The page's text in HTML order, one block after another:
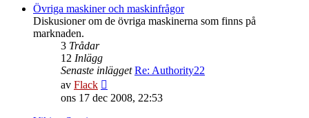
senaste
inlägget
Övriga maskiner och maskinfrågor
Diskusioner om de övriga maskinerna som finns på
marknaden.
3 Trådar
12 Inlägg
Senaste inlägget Re: Authority22
av Flack
till
ons 17 dec 2008, 22:53